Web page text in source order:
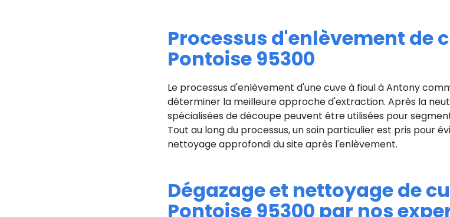
Processus d'enlèvement de
Pontoise 95300
Le processus d'enlèvement d'une cuve à fioul à Antony
déterminer la meilleure approche d'extraction. Après la
spécialisées de découpe peuvent être utilisées pour
Tout au long du processus, un soin particulier est pris pour
nettoyage approfondi du site après l'enlèvement.
Dégazage et nettoyage de
Pontoise 95300 par nos